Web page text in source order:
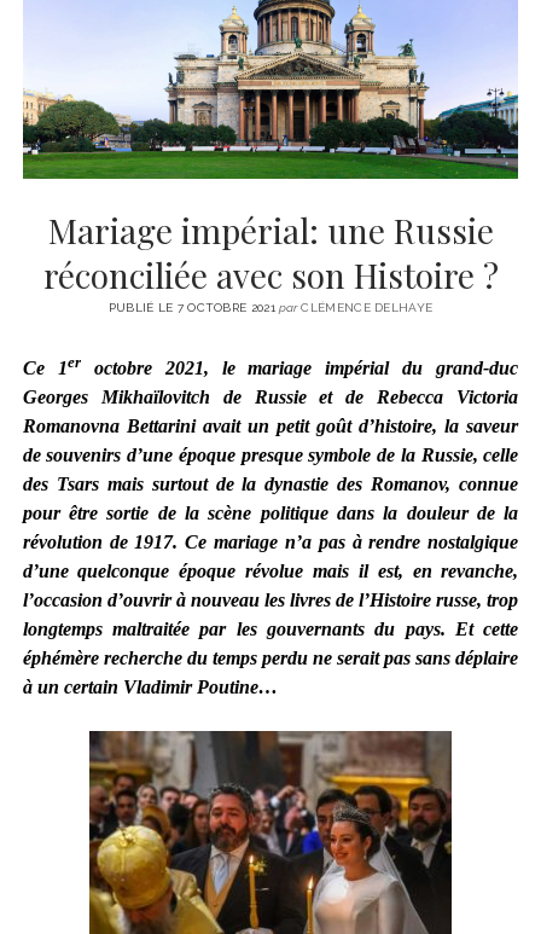
CINÉMA
LITTÉRATURE
ÉCONOMIE
SPORT
MÉDIAS
SANTÉ
instagram
emailemail-
form
Mariage impérial: une Russie
réconciliée avec son Histoire ?
PUBLIÉ LE 7 OCTOBRE 2021parCLÉMENCE DELHAYE
Ce 1eroctobre 2021, le mariage impérialdu grand-duc
Georges Mikhaïlovitch de Russie et de Rebecca Victoria
Romanovna Bettarini avait un petit goût d’histoire, la saveur
desouvenirs d’une époque presque symbole de la Russie,celle
desTsars mais surtout de la dynastie des Romanov, connue
pour être sortie de la scène politique dans la douleur de la
révolution de 1917.Ce mariage n’a pas à rendre nostalgique
d’une quelconque époque révolue mais il est, en revanche,
l’occasion d’ouvrir à nouveau les livres de l’Histoire russe,trop
longtemps maltraitée par les gouvernants du pays. Et cette
éphémère recherche du temps perdu neserait pas sans déplaire
àun certain Vladimir Poutine…